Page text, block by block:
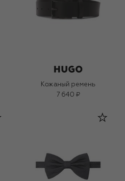
Кожаный ремень
7 640 ₽